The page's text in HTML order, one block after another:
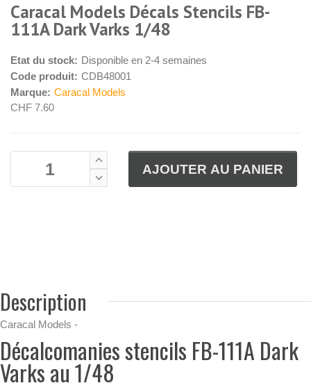
Caracal Models Décals Stencils FB-
111A Dark Varks 1/48
Etat du stock: Disponible en 2-4 semaines
Code produit: CDB48001
Marque: Caracal Models
CHF 7.60
Description
Caracal Models -
Décalcomanies stencils FB-111A Dark
Varks au 1/48